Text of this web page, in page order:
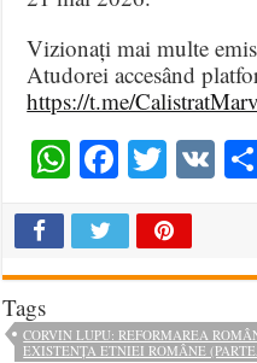
Vizionați mai multe
Atudorei accesând
https://t.me/
WhatsApp
Tags
CORVIN LUPU: REFORMAREA
EXISTENȚA ETNIEI ROMÂNE